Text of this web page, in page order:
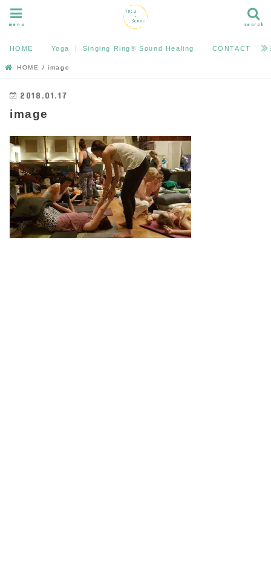
search
menu
HOME Yoga ｜ Singing Ring®︎ Sound Healing CONTACT
HOME image
2018.01.17
image